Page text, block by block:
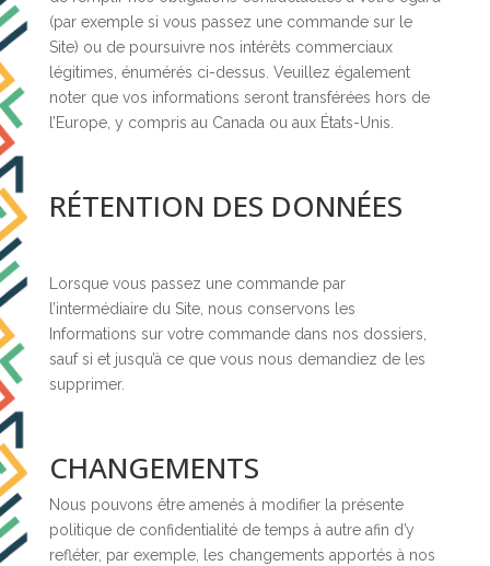
(par exemple si vous passez une commande sur le
Site) ou de poursuivre nos intérêts commerciaux
légitimes, énumérés ci-dessus. Veuillez également
noter que vos informations seront transférées hors de
l’Europe, y compris au Canada ou aux États-Unis.
RÉTENTION DES DONNÉES
Lorsque vous passez une commande par
l’intermédiaire du Site, nous conservons les
Informations sur votre commande dans nos dossiers,
sauf si et jusqu’à ce que vous nous demandiez de les
supprimer.
CHANGEMENTS
Nous pouvons être amenés à modifier la présente
politique de confidentialité de temps à autre afin d’y
refléter, par exemple, les changements apportés à nos